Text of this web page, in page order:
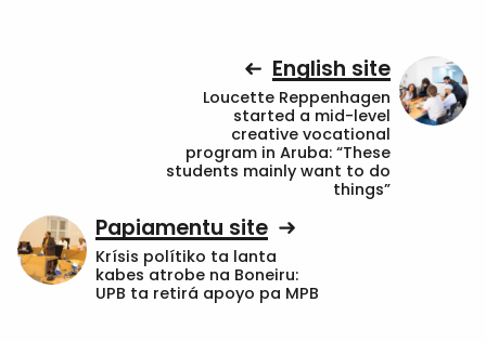
English site
Loucette Reppenhagen
started a mid-level
creative vocational
program in Aruba: “These
students mainly want to do
things”
Papiamentu site
Krísis polítiko ta lanta
kabes atrobe na Boneiru:
UPB ta retirá apoyo pa MPB